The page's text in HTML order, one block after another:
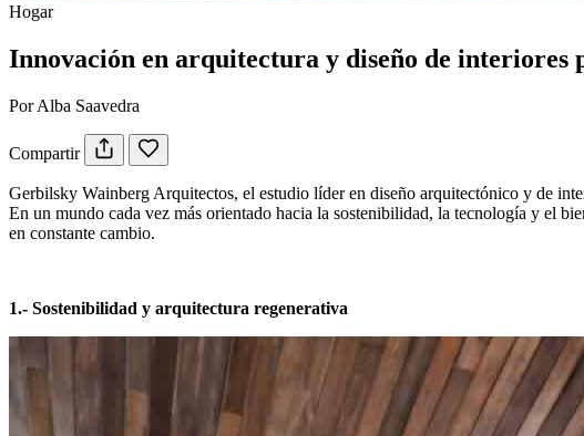
Hogar
Innovación en arquitectura y diseño de interiores
Por Alba Saavedra
Compartir
Gerbilsky Wainberg Arquitectos, el estudio líder en diseño arquitectónico y de
En un mundo cada vez más orientado hacia la sostenibilidad, la tecnología y el
en constante cambio.
1.- Sostenibilidad y arquitectura regenerativa